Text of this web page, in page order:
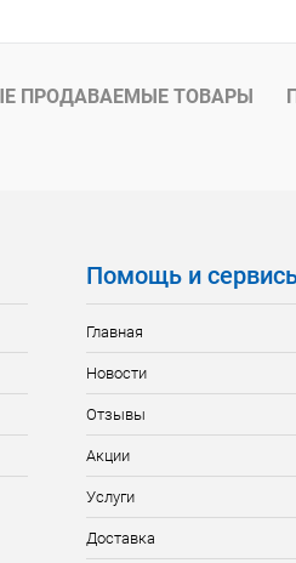
ПРОДАВАЕМЫЕ ТОВАРЫ
Помощь и
Главная
Новости
Отзывы
Акции
Услуги
Доставка